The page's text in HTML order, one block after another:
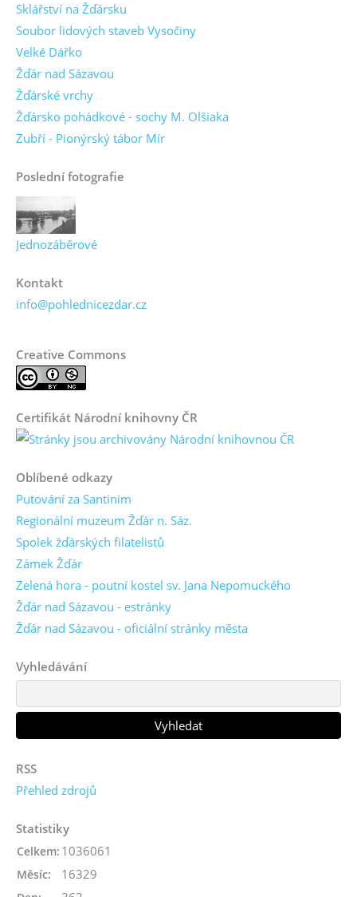
Sklářství na Žďársku
Soubor lidových staveb Vysočiny
Velké Dářko
Žďár nad Sázavou
Žďárské vrchy
Žďársko pohádkové - sochy M. Olšiaka
Zubří - Pionýrský tábor Mír
Poslední fotografie
Jednozáběrové
Kontakt
info@pohlednicezdar.cz
Creative Commons
Certifikát Národní knihovny ČR
Oblíbené odkazy
Putování za Santinim
Regionální muzeum Žďár n. Sáz.
Spolek žďárských filatelistů
Zámek Žďár
Zelená hora - poutní kostel sv. Jana Nepomuckého
Žďár nad Sázavou - estránky
Žďár nad Sázavou - oficiální stránky města
Vyhledávání
RSS
Přehled zdrojů
Statistiky
Celkem: 1036061
Měsíc: 16329